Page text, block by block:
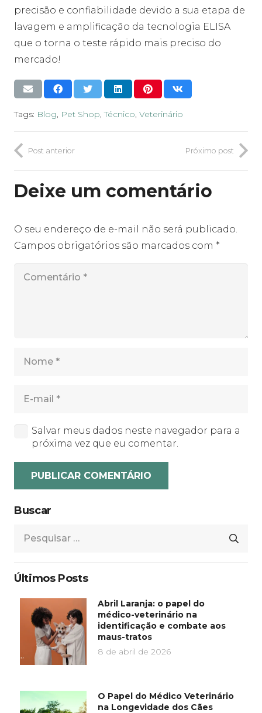
precisão e confiabilidade devido a sua etapa de
lavagem e amplificação da tecnologia ELISA
que o torna o teste rápido mais preciso do
mercado!
Tags: Blog Pet Shop ,Técnico Veterinário
Post anterior Próximo post
Deixe um comentário
O seu endereço de e-mail não será publicado.
Campos obrigatórios são marcados com *
Salvar meus dados neste navegador para a
próxima vez que eu comentar.
PUBLICAR COMENTÁRIO
Buscar
Pesquisar
Últimos Posts
Abril Laranja: o papel do
médico-veterinário na
identificação e combate aos
maus-tratos
8 de abril de 2026
O Papel do Médico Veterinário
na Longevidade dos Cães